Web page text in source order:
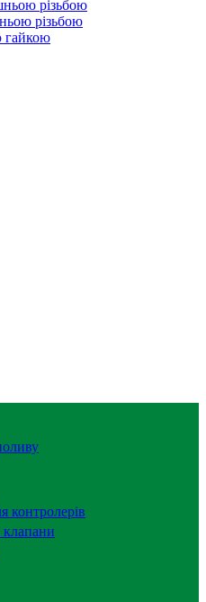
різьбою
різьбою
гайкою
контролерів
клапани